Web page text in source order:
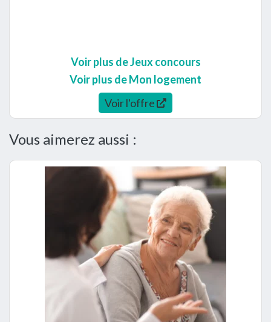
Voir plus de Jeux concours
Voir plus de Mon logement
Voir l'offre
Vous aimerez aussi :